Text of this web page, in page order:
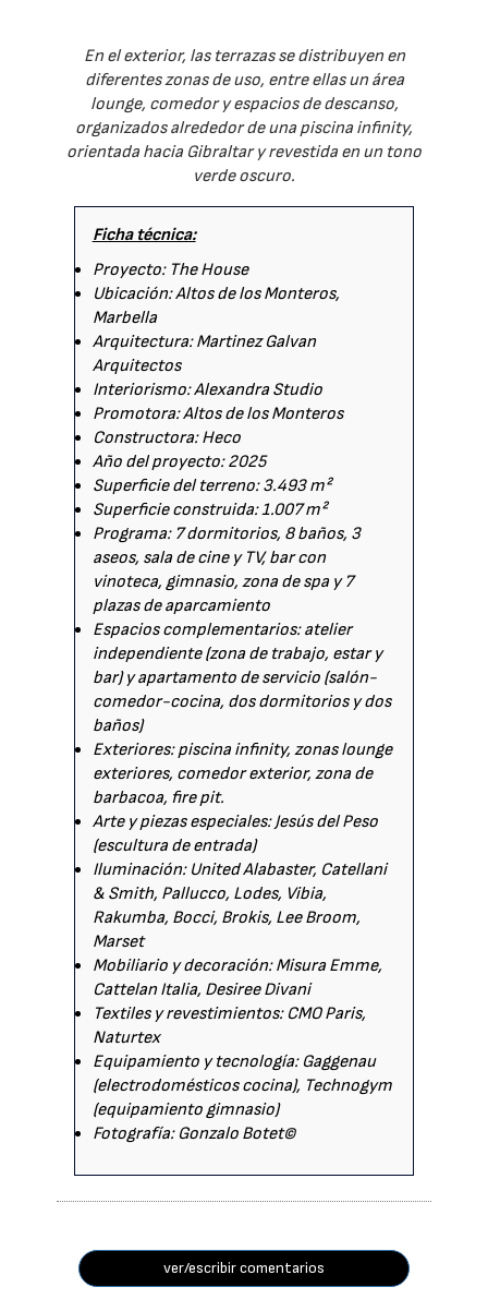
En el exterior, las terrazas se distribuyen en
diferentes zonas de uso, entre ellas un área
lounge, comedor y espacios de descanso,
organizados alrededor de una piscina infinity,
orientada hacia Gibraltar y revestida en un tono
verde oscuro.
Ficha técnica:
Proyecto: The House
Ubicación: Altos de los Monteros,
Marbella
Arquitectura: Martinez Galvan
Arquitectos
Interiorismo: Alexandra Studio
Promotora: Altos de los Monteros
Constructora: Heco
Año del proyecto: 2025
Superficie del terreno: 3.493 m²
Superficie construida: 1.007 m²
Programa: 7 dormitorios, 8 baños, 3
aseos, sala de cine y TV, bar con
vinoteca, gimnasio, zona de spa y 7
plazas de aparcamiento
Espacios complementarios: atelier
independiente (zona de trabajo, estar y
bar) y apartamento de servicio (salón-
comedor-cocina, dos dormitorios y dos
baños)
Exteriores: piscina infinity, zonas lounge
exteriores, comedor exterior, zona de
barbacoa, fire pit.
Arte y piezas especiales: Jesús del Peso
(escultura de entrada)
Iluminación: United Alabaster, Catellani
& Smith, Pallucco, Lodes, Vibia,
Rakumba, Bocci, Brokis, Lee Broom,
Marset
Mobiliario y decoración: Misura Emme,
Cattelan Italia, Desiree Divani
Textiles y revestimientos: CMO Paris,
Naturtex
Equipamiento y tecnología: Gaggenau
(electrodomésticos cocina), Technogym
(equipamiento gimnasio)
Fotografía: Gonzalo Botet©
ver/escribir comentarios